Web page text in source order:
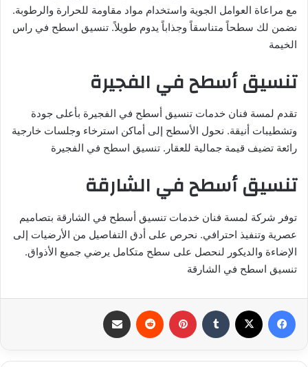
مع مراعاة العوامل الجوية واستخدام مواد مقاومة للحرارة والرطوبة.
نضمن لك سطحاً متناسقاً وجذاباً يدوم طويلاً. تنسيق اسطح في راس
الخيمة
تنسيق أسطح في الفجيرة
تقدم لمسة فنان خدمات تنسيق أسطح في الفجيرة بأعلى جودة
وتشطيبات أنيقة. نحول الأسطح إلى أماكن استرخاء وجلسات خارجية
رائعة تضيف قيمة جمالية للعقار. تنسيق اسطح في الفجيرة
تنسيق أسطح في الشارقة
توفر شركة لمسة فنان خدمات تنسيق أسطح في الشارقة بتصاميم
عصرية وتنفيذ احترافي. نحرص على أدق التفاصيل من الأرضيات إلى
الإضاءة والديكور لنحصل على سطح متكامل يرضي جميع الأذواق.
تنسيق اسطح في الشارقة
فيسبوك بينتيريست